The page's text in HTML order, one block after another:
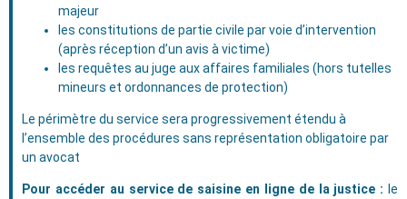
majeur
les constitutions de partie civile par voie d’intervention
(après réception d’un avis à victime)
les requêtes au juge aux affaires familiales (hors tutelles
mineurs et ordonnances de protection)
Le périmètre du service sera progressivement étendu à
l’ensemble des procédures sans représentation obligatoire par
un avocat
Pour accéder au service de saisine en ligne de la justice : le